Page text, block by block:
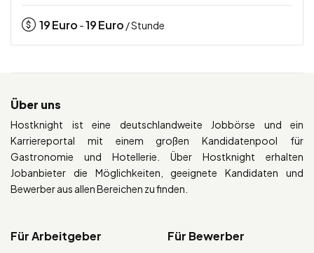
19Euro -19Euro / Stunde
Über uns
Hostknight ist eine deutschlandweite Jobbörse und ein
Karriereportal mit einem großen Kandidatenpool für
Gastronomie und Hotellerie. Über Hostknight erhalten
Jobanbieter die Möglichkeiten, geeignete Kandidaten und
Bewerber aus allen Bereichen zu finden.
Für Arbeitgeber Für Bewerber